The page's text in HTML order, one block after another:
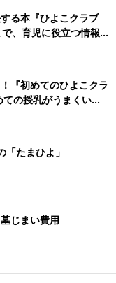
きて、出生体重
れました。
とう』という気持ち
ずい”から沙という字
を選んでつけまし
ます。家族みんなで
（理絵さん）
優しい子に成長
る本『ひよこクラブ
、育児に役立つ情報が
『初めてのひよこクラ
の授乳がうまくい
夏のトラブル 解決テ
たまひよ」
じまい費用